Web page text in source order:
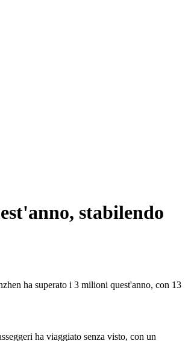
stabilendo
ha superato i 3 milioni quest'anno, con 13
ha viaggiato senza visto, con un